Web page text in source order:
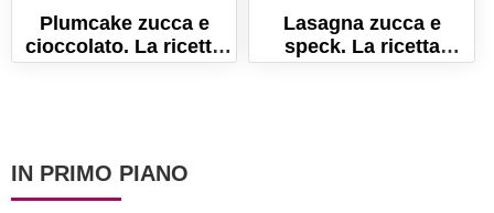
Plumcake zucca e
cioccolato. La ricetta
per farlo morbido e
Lasagna zucca e
speck. La ricetta
autunnale per delle
IN PRIMO PIANO